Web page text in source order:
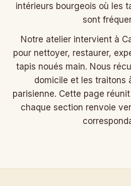
intérieurs bourgeois où les
sont
Notre atelier intervient à
pour nettoyer, restaurer,
tapis noués main. Nous
domicile et les traitons
parisienne. Cette page
chaque section renvoie